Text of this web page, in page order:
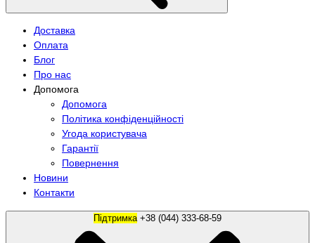
Доставка
Оплата
Блог
Про нас
Допомога
Допомога
Політика конфіденційності
Угода користувача
Гарантії
Повернення
Новини
Контакти
Підтримка